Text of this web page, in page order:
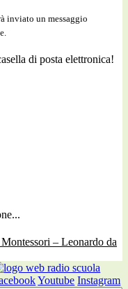
inviato un messaggio
di posta elettronica!
Youtube Instagram